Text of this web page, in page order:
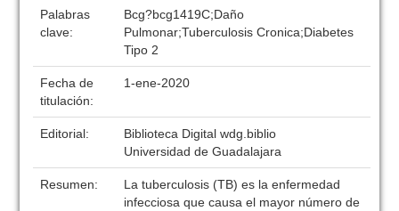
Palabras
clave:
Bcg?bcg1419C;Daño
Pulmonar;Tuberculosis Cronica;Diabetes
Tipo 2
Fecha de
titulación:
1-ene-2020
Editorial:
Biblioteca Digital wdg.biblio
Universidad de Guadalajara
Resumen:
La tuberculosis (TB) es la enfermedad
infecciosa que causa el mayor número de